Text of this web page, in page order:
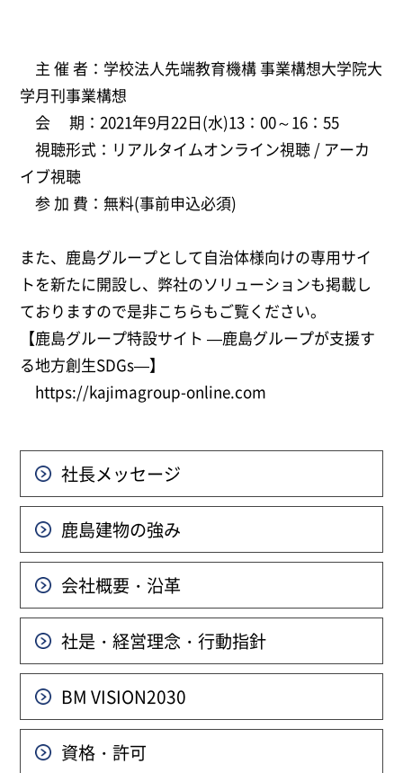
主 催 者：学校法人先端教育機構 事業構想大学院大
学月刊事業構想
会 期：2021年9月22日(水)13：00～16：55
視聴形式：リアルタイムオンライン視聴 / アーカ
イブ視聴
参 加 費：無料(事前申込必須)
また、鹿島グループとして自治体様向けの専用サイ
トを新たに開設し、弊社のソリューションも掲載し
ておりますので是非こちらもご覧ください。
【鹿島グループ特設サイト —鹿島グループが支援す
る地方創生SDGs―】
https://kajimagroup-online.com
社長メッセージ
鹿島建物の強み
会社概要・沿革
社是・経営理念・行動指針
BM VISION2030
資格・許可